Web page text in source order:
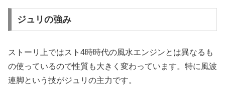
ジュリの強み
ストーリ上ではスト4時時代の風水エンジンとは異なるも
の使っているので性質も大きく変わっています。特に風波
連脚という技がジュリの主力です。